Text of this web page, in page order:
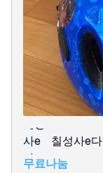
칠성
사e
다
칠성사e다
무료나눔